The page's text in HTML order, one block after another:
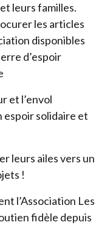
leurs familles.
les articles
disponibles
d’espoir
et l’envol
espoir solidaire et
leurs ailes vers un
!
l’Association Les
fidèle depuis